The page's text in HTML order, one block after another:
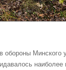
Минского